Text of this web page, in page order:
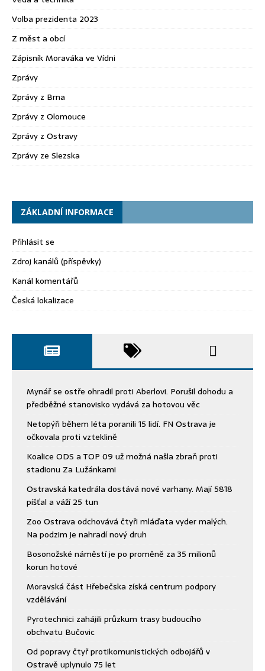
Volba prezidenta 2023
Z měst a obcí
Zápisník Moraváka ve Vídni
Zprávy
Zprávy z Brna
Zprávy z Olomouce
Zprávy z Ostravy
Zprávy ze Slezska
ZÁKLADNÍ INFORMACE
Přihlásit se
Zdroj kanálů (příspěvky)
Kanál komentářů
Česká lokalizace
Mynář se ostře ohradil proti Aberlovi. Porušil dohodu a
předběžné stanovisko vydává za hotovou věc
Netopýři během léta poranili 15 lidí. FN Ostrava je
očkovala proti vzteklině
Koalice ODS a TOP 09 už možná našla zbraň proti
stadionu Za Lužánkami
Ostravská katedrála dostává nové varhany. Mají 5818
píšťal a váží 25 tun
Zoo Ostrava odchovává čtyři mláďata vyder malých.
Na podzim je nahradí nový druh
Bosonožské náměstí je po proměně za 35 milionů
korun hotové
Moravská část Hřebečska získá centrum podpory
vzdělávání
Pyrotechnici zahájili průzkum trasy budoucího
obchvatu Bučovic
Od popravy čtyř protikomunistických odbojářů v
Ostravě uplynulo 75 let